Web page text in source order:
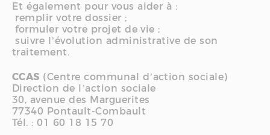
Et également pour vous aider à :
remplir votre dossier ;
formuler votre projet de vie ;
suivre l’évolution administrative de son
traitement.
CCAS (Centre communal d’action sociale)
Direction de l’action sociale
30, avenue des Marguerites
77340 Pontault-Combault
Tél. : 01 60 18 15 70